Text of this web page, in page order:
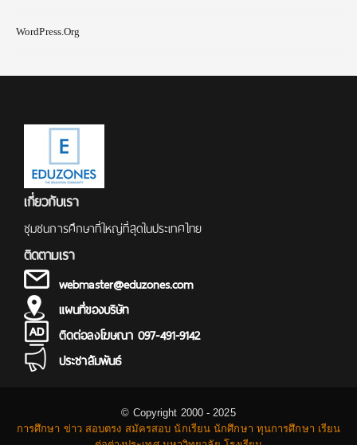
WordPress.org
เกี่ยวกับเรา
ชุมชนการศึกษาที่ใหญ่ที่สุดในประเทศไทย
ติดตามเรา
webmaster@eduzones.com
แผนที่ของบริษัท
ติดต่อลงโฆษณา 097-491-9142
ประชาสัมพันธ์
© Copyright 2000 - 2025
การศึกษา ข่าว สอบตรง สมัครสอบ นักเรียน นักศึกษา ทุนการศึกษา เรียน